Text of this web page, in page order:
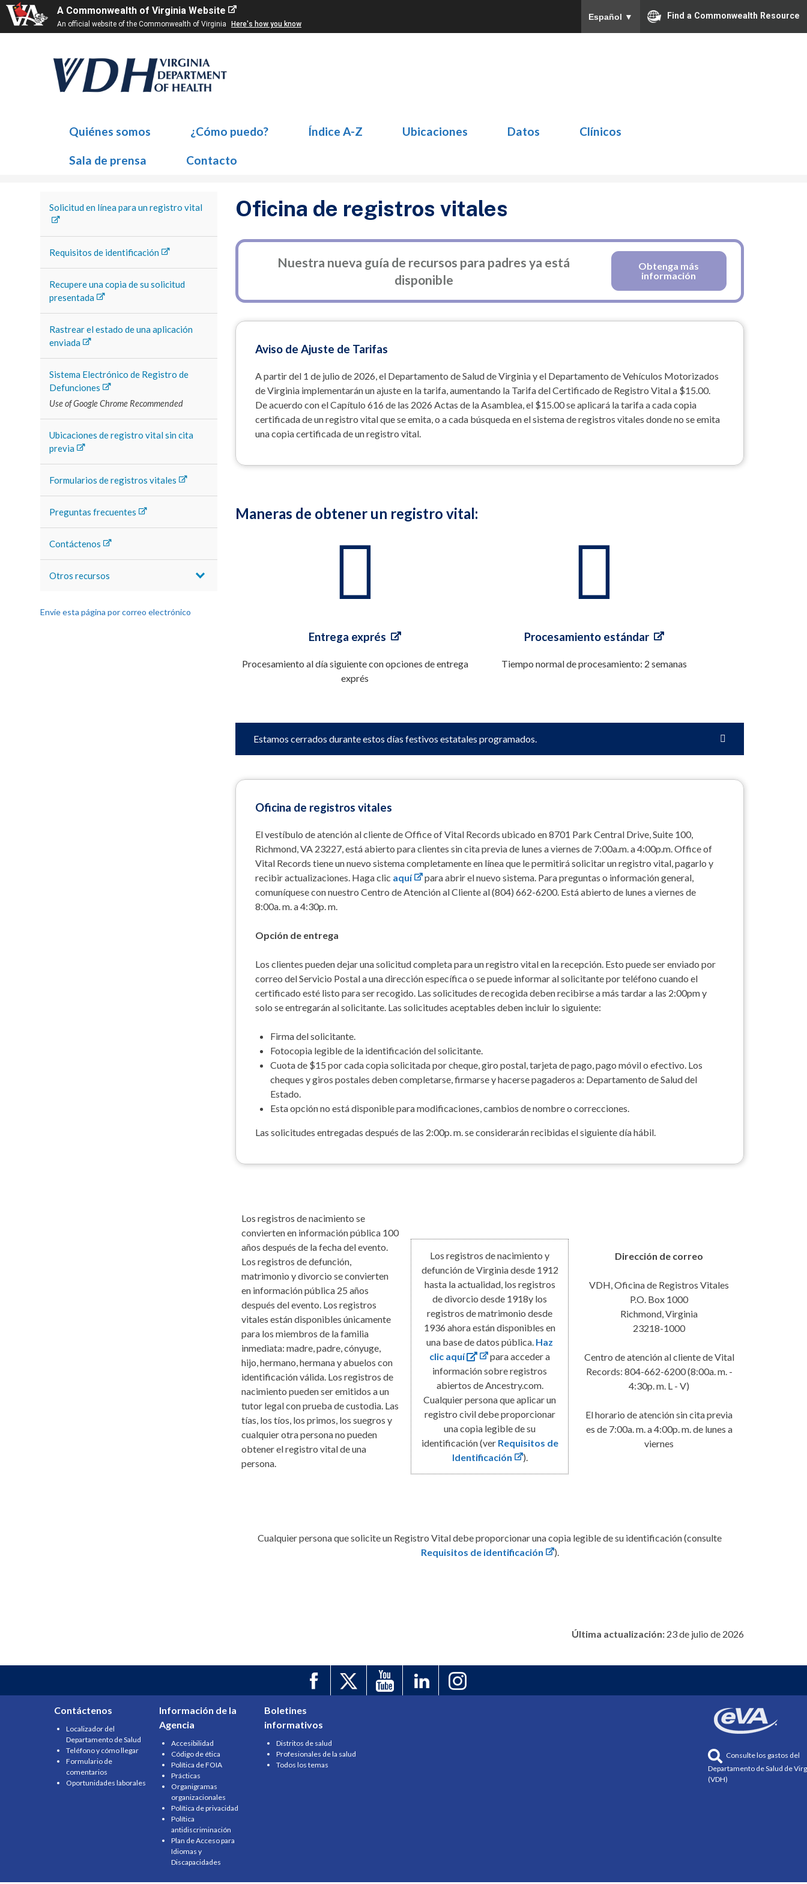
A Commonwealth of Virginia Website
An official website of the Commonwealth of Virginia Here's how you know
Español ▼ Find a Commonwealth Resource
Quiénes somos ¿Cómo puedo? Índice A-Z Ubicaciones Datos Clínicos
Sala de prensa Contacto
Solicitud en línea para un registro vital
Requisitos de identificación
Recupere una copia de su solicitud
presentada
Rastrear el estado de una aplicación
enviada
Sistema Electrónico de Registro de
Defunciones
Ubicaciones de registro vital sin cita
previa
Formularios de registros vitales
Preguntas frecuentes
Contáctenos
Otros recursos
Envíe esta página por correo electrónico
Oficina de registros vitales
Nuestra nueva guía de recursos para padres ya está
disponible
Obtenga más
información
Aviso de Ajuste de Tarifas
A partir del 1 de julio de 2026, el Departamento de Salud de Virginia y el Departamento de Vehículos Motorizados
de Virginia implementarán un ajuste en la tarifa, aumentando la Tarifa del Certificado de Registro Vital a $15.00.
De acuerdo con el Capítulo 616 de las 2026 Actas de la Asamblea, el $15.00 se aplicará la tarifa a cada copia
certificada de un registro vital que se emita, o a cada búsqueda en el sistema de registros vitales donde no se emita
una copia certificada de un registro vital.
Maneras de obtener un registro vital:
Entrega exprés
Procesamiento al día siguiente con opciones de entrega
exprés
Procesamiento estándar
Tiempo normal de procesamiento: 2 semanas
Estamos cerrados durante estos días festivos estatales programados.
Oficina de registros vitales
El vestíbulo de atención al cliente de Office of Vital Records ubicado en 8701 Park Central Drive, Suite 100,
Richmond, VA 23227, está abierto para clientes sin cita previa de lunes a viernes de 7:00a.m. a 4:00p.m. Office of
Vital Records tiene un nuevo sistema completamente en línea que le permitirá solicitar un registro vital, pagarlo y
recibir actualizaciones. Haga clic aquí
para abrir el nuevo sistema. Para preguntas o información general,
comuníquese con nuestro Centro de Atención al Cliente al(804) 662-6200. Está abierto de lunes a viernes de
8:00a. m. a 4:30p. m.
Opción de entrega
Los clientes pueden dejar una solicitud completa para un registro vital en la recepción. Esto puede ser enviado por
correo del Servicio Postal a una dirección específica o se puede informar al solicitante por teléfono cuando el
certificado esté listo para ser recogido. Las solicitudes de recogida deben recibirse a más tardar a las 2:00pm y
solo se entregarán al solicitante. Las solicitudes aceptables deben incluir lo siguiente:
Firma del solicitante.
Fotocopia legible de la identificación del solicitante.
Cuota de $15 por cada copia solicitada por cheque, giro postal, tarjeta de pago, pago móvil o efectivo. Los
cheques y giros postales deben completarse, firmarse y hacerse pagaderos a: Departamento de Salud del
Estado.
Esta opción no está disponible para modificaciones, cambios de nombre o correcciones.
Las solicitudes entregadas después de las 2:00p. m. se considerarán recibidas el siguiente día hábil.
Los registros de nacimiento se
convierten en información pública 100
años después de la fecha del evento.
Los registros de defunción,
matrimonio y divorcio se convierten
en información pública 25 años
después del evento. Los registros
vitales están disponibles únicamente
para los miembros de la familia
inmediata: madre, padre, cónyuge,
hijo, hermano, hermana y abuelos con
identificación válida. Los registros de
nacimiento pueden ser emitidos a un
tutor legal con prueba de custodia. Las
tías, los tíos, los primos, los suegros y
cualquier otra persona no pueden
obtener el registro vital de una
persona.
Los registros de nacimiento y
defunción de Virginia desde 1912
hasta la actualidad, los registros
de divorcio desde 1918y los
registros de matrimonio desde
1936 ahora están disponibles en
una base de datos pública. Haz
clic aquí
para acceder a
información sobre registros
abiertos de Ancestry.com.
Cualquier persona que aplicar un
registro civil debe proporcionar
una copia legible de su
identificación (ver Requisitos de
Identificación
).
Dirección de correo
VDH, Oficina de Registros Vitales
P.O. Box 1000
Richmond, Virginia
23218-1000
Centro de atención al cliente de Vital
Records: 804-662-6200 (8:00a. m. -
4:30p. m. L - V)
El horario de atención sin cita previa
es de 7:00a. m. a 4:00p. m. de lunes a
viernes
Cualquier persona que solicite un Registro Vital debe proporcionar una copia legible de su identificación (consulte
Requisitos de identificación
).
Última actualización:23 de julio de 2026
Contáctenos
Localizador del
Departamento de Salud
Teléfono y cómo llegar
Formulario de
comentarios
Oportunidades laborales
Información de la
Agencia
Accesibilidad
Código de ética
Política de FOIA
Prácticas
Organigramas
organizacionales
Política de privacidad
Política
antidiscriminación
Plan de Acceso para
Idiomas y
Discapacidades
Boletines
informativos
Distritos de salud
Profesionales de la salud
Todos los temas
Consulte los gastos del
Departamento de Salud de
(VDH)